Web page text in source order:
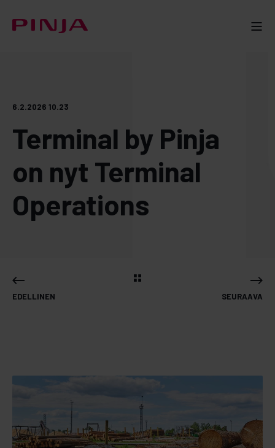
6.2.2026 10.23
Terminal by Pinja
on nyt Terminal
Operations
EDELLINEN SEURAAVA